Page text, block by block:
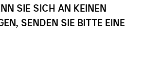
SIE SICH AN KEINEN
SENDEN SIE BITTE EINE